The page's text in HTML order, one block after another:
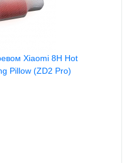
Xiaomi 8H Hot
Pillow (ZD2 Pro)